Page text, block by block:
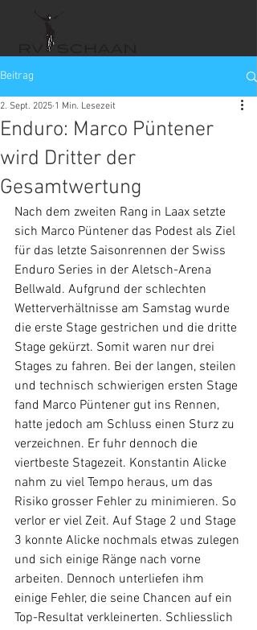
Beitrag
Enduro: Marco Püntener
wird Dritter der
Gesamtwertung
2. Sept. 2025 1 Min. Lesezeit
Nach dem zweiten Rang in Laax setzte
sich Marco Püntener das Podest als Ziel
für das letzte Saisonrennen der Swiss
Enduro Series in der Aletsch-Arena
Bellwald. Aufgrund der schlechten
Wetterverhältnisse am Samstag wurde
die erste Stage gestrichen und die dritte
Stage gekürzt. Somit waren nur drei
Stages zu fahren. Bei der langen, steilen
und technisch schwierigen ersten Stage
fand Marco Püntener gut ins Rennen,
hatte jedoch am Schluss einen Sturz zu
verzeichnen. Er fuhr dennoch die
viertbeste Stagezeit. Konstantin Alicke
nahm zu viel Tempo heraus, um das
Risiko grosser Fehler zu minimieren. So
verlor er viel Zeit. Auf Stage 2 und Stage
3 konnte Alicke nochmals etwas zulegen
und sich einige Ränge nach vorne
arbeiten. Dennoch unterliefen ihm
einige Fehler, die seine Chancen auf ein
Top-Resultat verkleinerten. Schliesslich